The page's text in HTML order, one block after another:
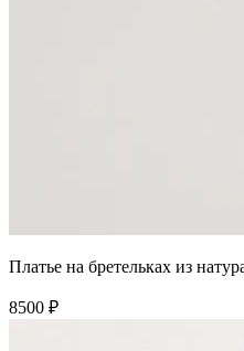
Платье на бретельках из
8500 ₽